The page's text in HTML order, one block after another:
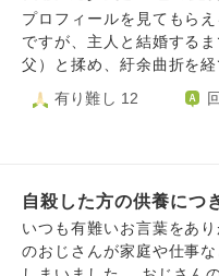
プロフィールを見てもら
ですが、主人と結婚する
父）と揉め、紆余曲折を
母から結婚の条件として
あります。 ただ母に貯金がないため、援助は見込めず。 私
店を回っていたところ、
の土地を見つけました。 そこが告知事項、心理的瑕疵あり
の土地で…。 不動産屋さ
があった土地だということが判
有り難し 12
自殺した方の供養につ
いつも有難いお言葉をありがと
のおじさんが家庭や仕事